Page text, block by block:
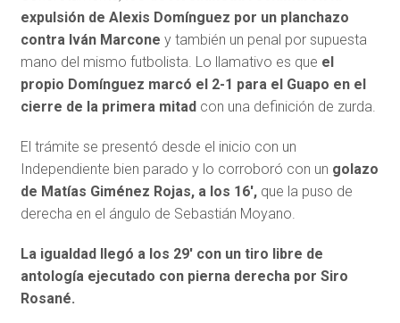
expulsión de Alexis Domínguez por un planchazo
contra Iván Marcone y también un penal por supuesta
mano del mismo futbolista. Lo llamativo es que el
propio Domínguez marcó el 2-1 para el Guapo en el
cierre de la primera mitad con una definición de zurda.
El trámite se presentó desde el inicio con un
Independiente bien parado y lo corroboró con un golazo
de Matías Giménez Rojas, a los 16′, que la puso de
derecha en el ángulo de Sebastián Moyano.
La igualdad llegó a los 29′ con un tiro libre de
antología ejecutado con pierna derecha por Siro
Rosané.